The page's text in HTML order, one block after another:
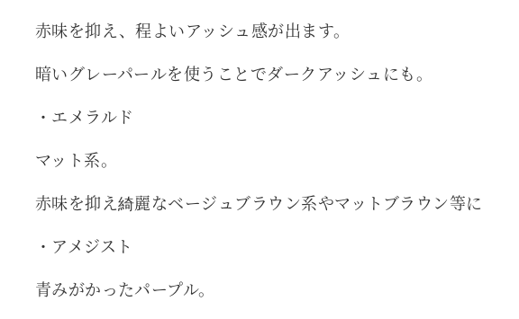
赤味を抑え、程よいアッシュ感が出ます。
暗いグレーパールを使うことでダークアッシュにも。
・エメラルド
マット系。
赤味を抑え綺麗なベージュブラウン系やマットブラウン等に
・アメジスト
青みがかったパープル。